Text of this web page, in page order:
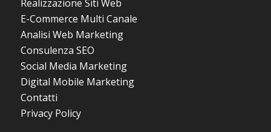
Realizzazione Siti Web
E-Commerce Multi Canale
Analisi Web Marketing
Consulenza SEO
Social Media Marketing
Digital Mobile Marketing
Contatti
Privacy Policy